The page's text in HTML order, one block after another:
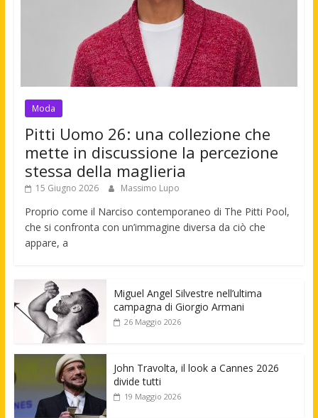
Moda
Pitti Uomo 26: una collezione che
mette in discussione la percezione
stessa della maglieria
15 Giugno 2026 Massimo Lupo
Proprio come il Narciso contemporaneo di The Pitti Pool,
che si confronta con un’immagine diversa da ciò che
appare, a
Miguel Angel Silvestre nell’ultima
campagna di Giorgio Armani
26 Maggio 2026
John Travolta, il look a Cannes 2026
divide tutti
19 Maggio 2026